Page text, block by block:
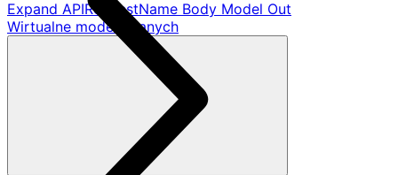
Expand APIRequestName Body Model Out
Wirtualne modele danych